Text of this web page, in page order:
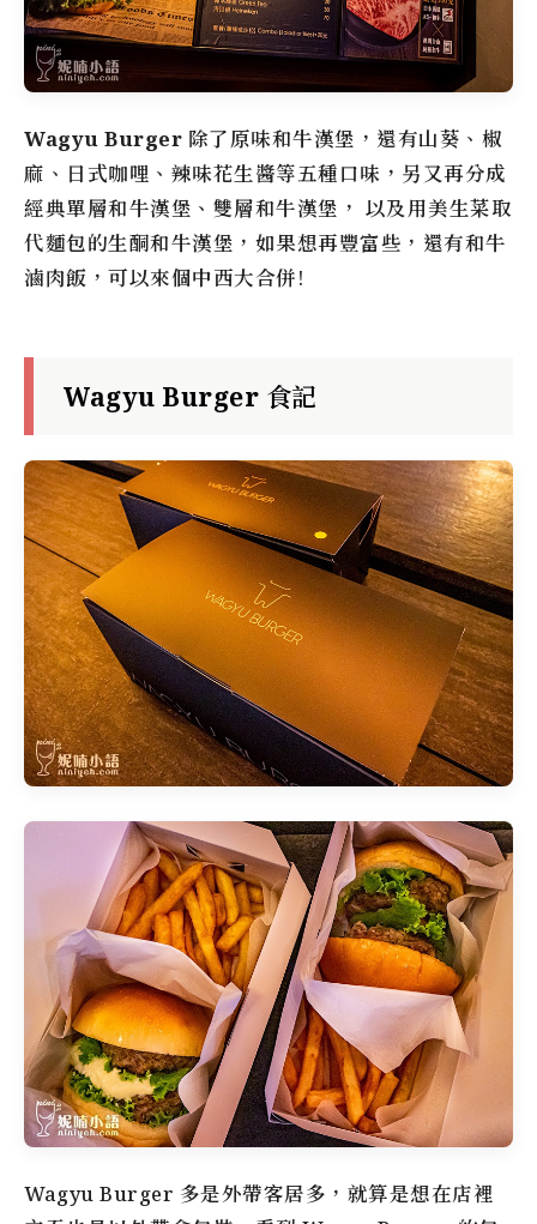
Wagyu Burger 除了原味和牛漢堡，還有山葵、椒
麻、日式咖哩、辣味花生醬等五種口味，另又再分成
經典單層和牛漢堡、雙層和牛漢堡， 以及用美生菜取
代麵包的生酮和牛漢堡，如果想再豐富些，還有和牛
滷肉飯，可以來個中西大合併!
Wagyu Burger 食記
Wagyu Burger 多是外帶客居多，就算是想在店裡